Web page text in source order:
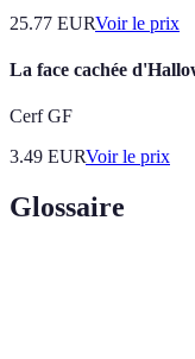
25.77 EURVoir le prix
La face cachée
Cerf GF
3.49 EURVoir le prix
Glossaire